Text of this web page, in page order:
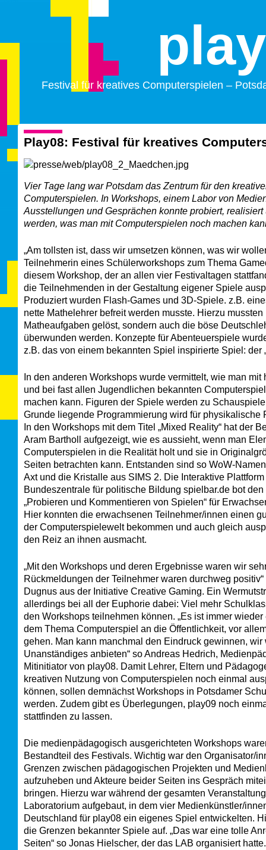
Festival für kreatives Computerspielen –
Play08: Festival für kreatives
Vier Tage lang war Potsdam das Zentrum für den
Computerspielen. In Workshops, einem Labor von
Ausstellungen und Gesprächen konnte probiert, realisiert
werden, was man mit Computerspielen noch machen
„Am tollsten ist, dass wir umsetzen können, was wir
Teilnehmerin eines Schülerworkshops zum Thema
diesem Workshop, der an allen vier Festivaltagen
die Teilnehmenden in der Gestaltung eigener Spiele
Produziert wurden Flash-Games und 3D-Spiele. z.B.
nette Mathelehrer befreit werden musste. Hierzu mussten
Matheaufgaben gelöst, sondern auch die böse
überwunden werden. Konzepte für Abenteuerspiele
z.B. das von einem bekannten Spiel inspirierte Spiel: der
In den anderen Workshops wurde vermittelt, wie man
und bei fast allen Jugendlichen bekannten
machen kann. Figuren der Spiele werden zu
Grunde liegende Programmierung wird für physikalische
In den Workshops mit dem Titel „Mixed Reality“ hat der
Aram Bartholl aufgezeigt, wie es aussieht, wenn man
Computerspielen in die Realität holt und sie in
Seiten betrachten kann. Entstanden sind so WoW-
Axt und die Kristalle aus SIMS 2. Die Interaktive Plattform
Bundeszentrale für politische Bildung spielbar.de bot
„Probieren und Kommentieren von Spielen“ für
Hier konnten die erwachsenen Teilnehmer/innen einen
der Computerspielewelt bekommen und auch gleich
den Reiz an ihnen ausmacht.
„Mit den Workshops und deren Ergebnisse waren wir
Rückmeldungen der Teilnehmer waren durchweg
Dugnus aus der Initiative Creative Gaming. Ein
allerdings bei all der Euphorie dabei: Viel mehr
den Workshops teilnehmen können. „Es ist immer
dem Thema Computerspiel an die Öffentlichkeit, vor
gehen. Man kann manchmal den Eindruck gewinnen, wir
Unanständiges anbieten“ so Andreas Hedrich,
Mitinitiator von play08. Damit Lehrer, Eltern und
kreativen Nutzung von Computerspielen noch einmal
können, sollen demnächst Workshops in Potsdamer
werden. Zudem gibt es Überlegungen, play09 noch
stattfinden zu lassen.
Die medienpädagogisch ausgerichteten Workshops
Bestandteil des Festivals. Wichtig war den Organisator/
Grenzen zwischen pädagogischen Projekten und
aufzuheben und Akteure beider Seiten ins Gespräch
bringen. Hierzu war während der gesamten
Laboratorium aufgebaut, in dem vier Medienkünstler/
Deutschland für play08 ein eigenes Spiel entwickelten.
die Grenzen bekannter Spiele auf. „Das war eine tolle
Seiten“ so Jonas Hielscher, der das LAB organisiert